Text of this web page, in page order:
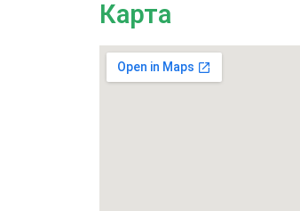
Карта